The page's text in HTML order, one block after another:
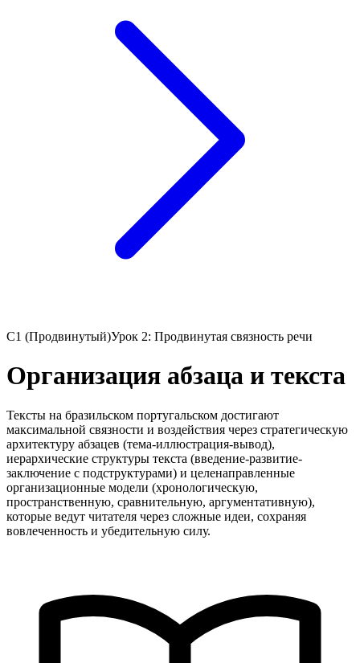
C1 (Продвинутый)Урок 2: Продвинутая связность речи
Организация абзаца и текста
Тексты на бразильском португальском достигают
максимальной связности и воздействия через стратегическую
архитектуру абзацев (тема-иллюстрация-вывод),
иерархические структуры текста (введение-развитие-
заключение с подструктурами) и целенаправленные
организационные модели (хронологическую,
пространственную, сравнительную, аргументативную),
которые ведут читателя через сложные идеи, сохраняя
вовлеченность и убедительную силу.